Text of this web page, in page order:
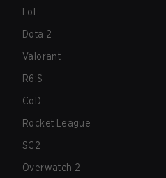
LoL
Dota 2
Valorant
R6:S
CoD
Rocket League
SC2
Overwatch 2